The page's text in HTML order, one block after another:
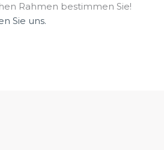
Rahmen bestimmen Sie!
Sie uns.